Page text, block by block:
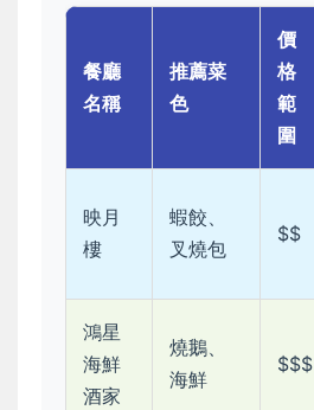
餐廳
名稱
推薦菜
色
價
格
範
圍
映月
樓
蝦餃、
叉燒包
$$
鴻星
海鮮
酒家
燒鵝、
海鮮
$$$